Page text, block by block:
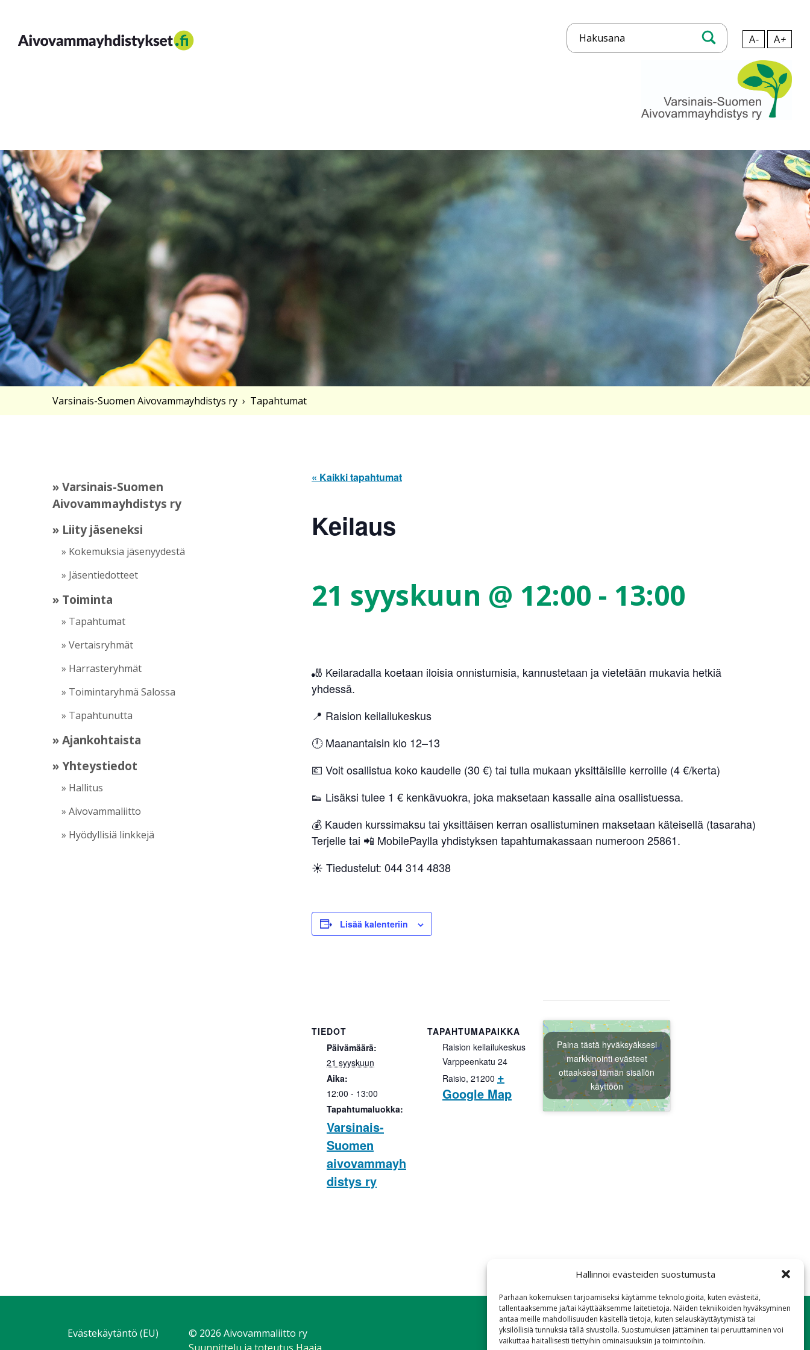
Hallinnoi evästeiden suostumusta
Parhaan kokemuksen tarjoamiseksi käytämme teknologioita, kuten evästeitä,
tallentaaksemme ja/tai käyttääksemme laitetietoja. Näiden tekniikoiden hyväksyminen
antaa meille mahdollisuuden käsitellä tietoja, kuten selauskäyttäytymistä tai
yksilöllisiä tunnuksia tällä sivustolla. Suostumuksen jättäminen tai peruuttaminen voi
vaikuttaa haitallisesti tiettyihin ominaisuuksiin ja toimintoihin.
A- A+
Hae
Varsinais-Suomen Aivovammayhdistys ry › Tapahtumat
« Kaikki tapahtumat
Keilaus
21 syyskuun @ 12:00 - 13:00
🎳 Keilaradalla koetaan iloisia onnistumisia, kannustetaan ja vietetään mukavia hetkiä
yhdessä.
📍 Raision keilailukeskus
🕛 Maanantaisin klo 12–13
💶 Voit osallistua koko kaudelle (30 €) tai tulla mukaan yksittäisille kerroille (4 €/kerta)
👟 Lisäksi tulee 1 € kenkävuokra, joka maksetaan kassalle aina osallistuessa.
💰 Kauden kurssimaksu tai yksittäisen kerran osallistuminen maksetaan käteisellä (tasaraha)
Terjelle tai 📲 MobilePaylla yhdistyksen tapahtumakassaan numeroon 25861.
☀️ Tiedustelut: 044 314 4838
Lisää kalenteriin
TIEDOT
Päivämäärä:
21 syyskuun
Aika:
12:00 - 13:00
Tapahtumaluokka:
Varsinais-
Suomen
aivovammayh
distys ry
TAPAHTUMAPAIKKA
Raision keilailukeskus
Varppeenkatu 24
Raisio, 21200 +
Google Map
Paina tästä hyväksyäksesi
markkinointi evästeet
ottaaksesi tämän sisällön
käyttöön
» Varsinais-Suomen
Aivovammayhdistys ry
» Liity jäseneksi
» Kokemuksia jäsenyydestä
» Jäsentiedotteet
» Toiminta
» Tapahtumat
» Vertaisryhmät
» Harrasteryhmät
» Toimintaryhmä Salossa
» Tapahtunutta
» Ajankohtaista
» Yhteystiedot
» Hallitus
» Aivovammaliitto
» Hyödyllisiä linkkejä
Evästekäytäntö (EU)
© 2026 Aivovammaliitto ry